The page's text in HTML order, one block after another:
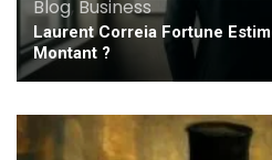
Blog, Business
Laurent Correia Fortune
Montant ?